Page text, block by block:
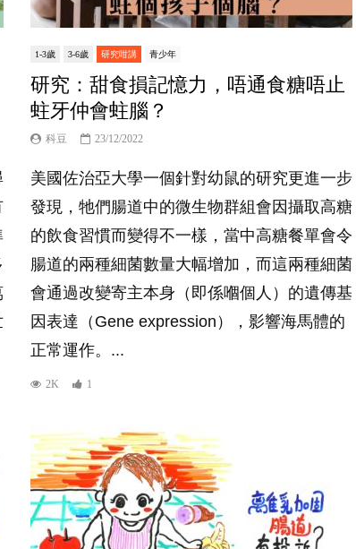
1-3歲 3-6歲 研究咁講 青少年
研究：甜食損記憶力，唔通食糖唔止
蛀牙仲會蛀腦？
科豆 23/12/2022
美國佐治亞大學一個針對幼鼠的研究更進一步
發現，牠們腸道中的微生物群組會因攝取高糖
的飲食習慣而變得不一樣，當中高糖餐單會令
腸道的兩種細菌數量大幅增加，而這兩種細菌
會通過改變寄主本身（即係嗰個人）的遺傳基
因表達（Gene expression），影響海馬體的
正常運作。...
2K 1